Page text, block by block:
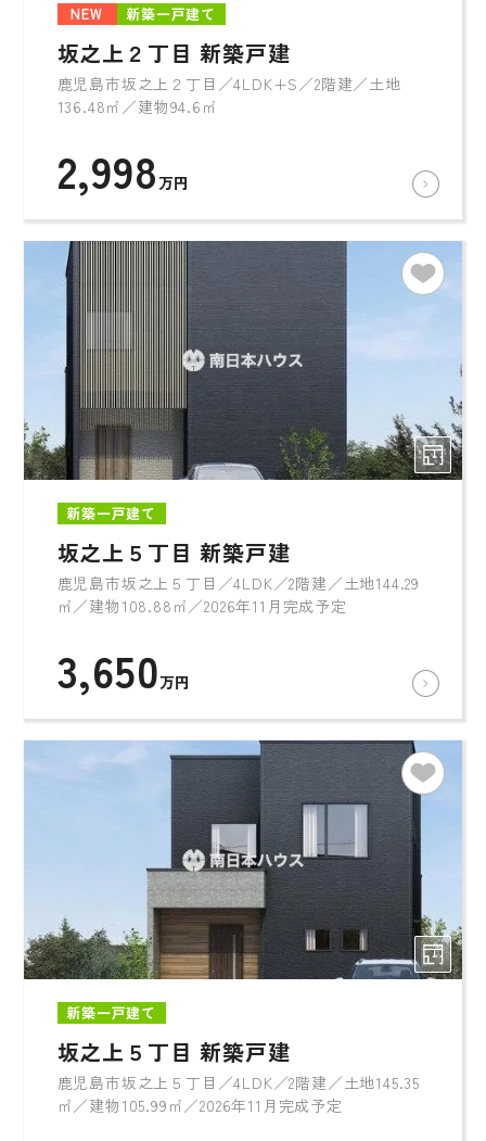
NEW 新築一戸建て
坂之上２丁目 新築戸建
鹿児島市坂之上２丁目／4LDK+S／2階建／土地
136.48㎡／建物94.6㎡
2,998万円
新築一戸建て
坂之上５丁目 新築戸建
鹿児島市坂之上５丁目／4LDK／2階建／土地144.29
㎡／建物108.88㎡／2026年11月完成予定
3,650万円
新築一戸建て
坂之上５丁目 新築戸建
鹿児島市坂之上５丁目／4LDK／2階建／土地145.35
㎡／建物105.99㎡／2026年11月完成予定